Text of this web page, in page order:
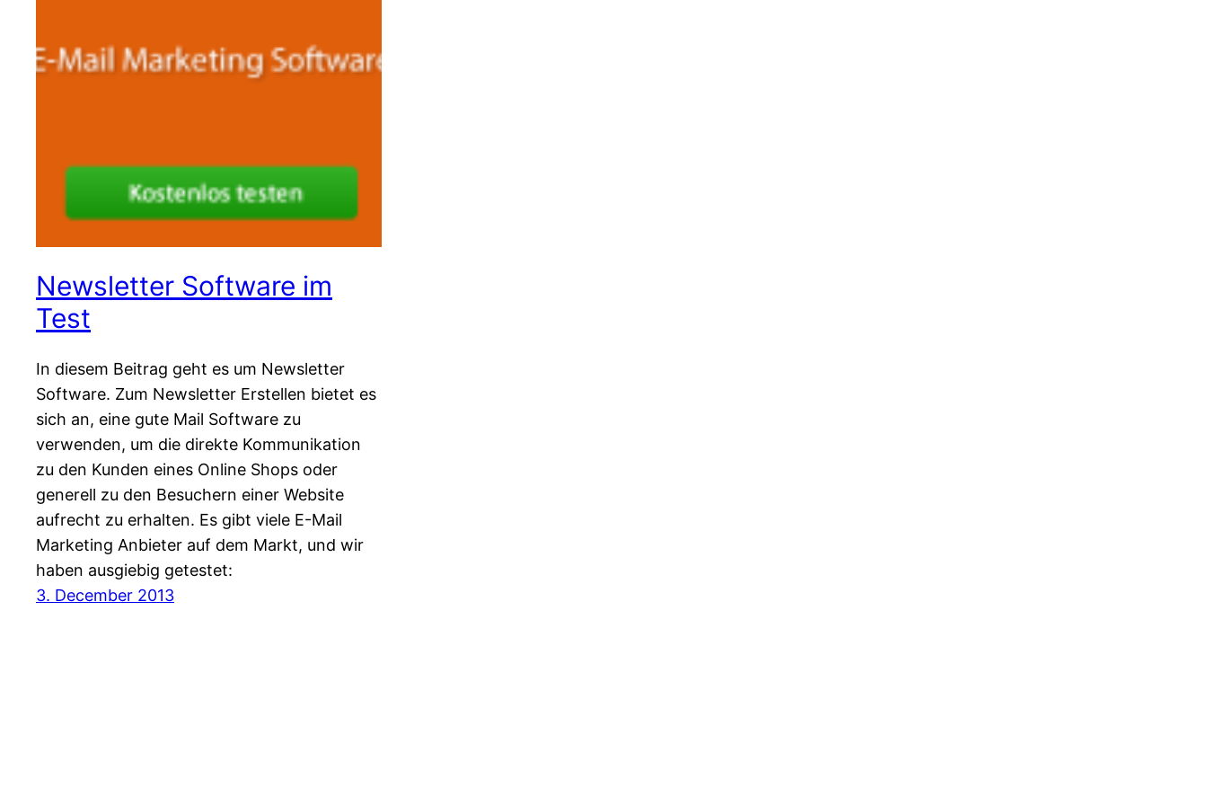
Newsletter Software im
Test
In diesem Beitrag geht es um Newsletter
Software. Zum Newsletter Erstellen bietet es
sich an, eine gute Mail Software zu
verwenden, um die direkte Kommunikation
zu den Kunden eines Online Shops oder
generell zu den Besuchern einer Website
aufrecht zu erhalten. Es gibt viele E-Mail
Marketing Anbieter auf dem Markt, und wir
haben ausgiebig getestet:
3. December 2013